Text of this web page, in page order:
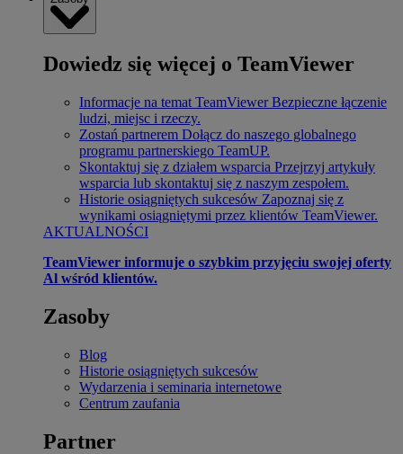
Dowiedz się więcej o TeamViewer
Informacje na temat TeamViewer Bezpieczne łączenie
ludzi, miejsc i rzeczy.
Zostań partnerem Dołącz do naszego globalnego
programu partnerskiego TeamUP.
Skontaktuj się z działem wsparcia Przejrzyj artykuły
wsparcia lub skontaktuj się z naszym zespołem.
Historie osiągniętych sukcesów Zapoznaj się z
wynikami osiągniętymi przez klientów TeamViewer.
AKTUALNOŚCI
TeamViewer informuje o szybkim przyjęciu swojej oferty
Al wśród klientów.
Zasoby
Blog
Historie osiągniętych sukcesów
Wydarzenia i seminaria internetowe
Centrum zaufania
Partner